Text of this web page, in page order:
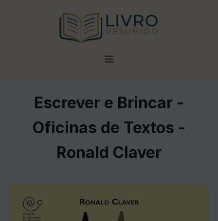
Escrever e Brincar -
Oficinas de Textos -
Ronald Claver